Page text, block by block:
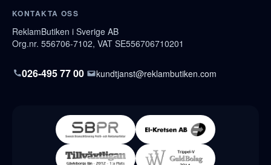
KONTAKTA OSS
ReklamButiken i Sverige AB
Org.nr. 556706-7102, VAT SE556706710201
026-495 77 00 kundtjanst@reklambutiken.com